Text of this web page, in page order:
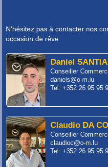
N'hésitez pas à contacter nos
occasion de rêve
Daniel
Conseiller
daniels@o-m.lu
Tel: +352 26 95 95
Claudio DA
Conseiller
claudioc@o-m.lu
Tel: +352 26 95 95